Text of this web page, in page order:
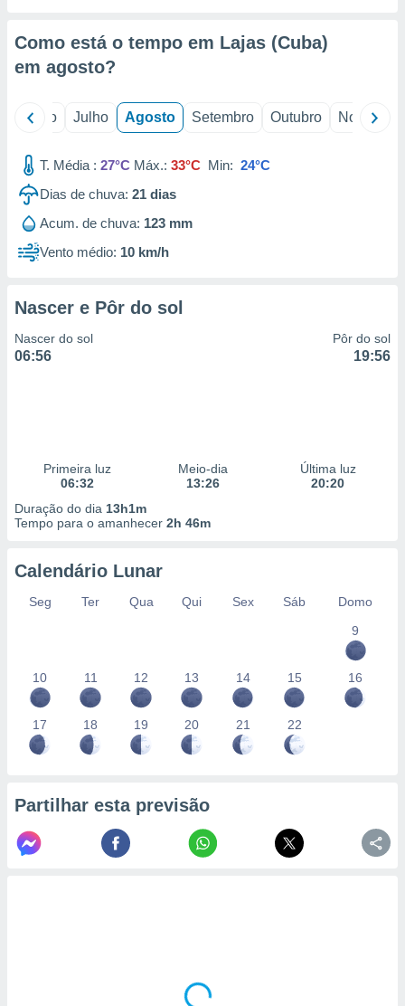
estudos
de
Como está o tempo em Lajas (Cuba)
em agosto?
Junho Julho Agosto Setembro Outubro Novembro
T. Média : 27°C Máx.: 33°C Min: 24°C
Dias de chuva: 21 dias
Acum. de chuva: 123 mm
Vento médio: 10 km/h
Nascer e Pôr do sol
Nascer do sol
06:56
Pôr do sol
19:56
Primeira luz
06:32
Meio-dia
13:26
Última luz
20:20
Duração do dia 13h1m
Tempo para o amanhecer 2h 46m
Calendário Lunar
Seg Ter Qua Qui Sex Sáb
Domo
9
10 11 12 13 14 15 16
17 18 19 20 21 22
Partilhar esta previsão